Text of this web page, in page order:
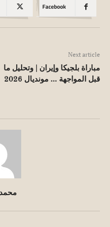
Facebook
Next article
مباراة بلجيكا وإيران | وتحليل ما
قبل المواجهة … مونديال 2026
محمد